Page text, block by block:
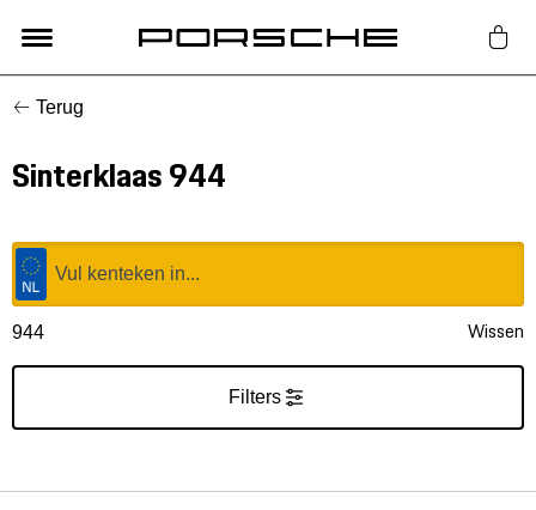
Lifestyle
Auto Accessoires
Classic
Nieuw
Terug
Sinterklaas 944
944 Wissen
Filters